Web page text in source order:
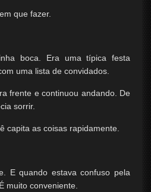
que fazer.
boca. Era uma típica festa
uma lista de convidados.
frente e continuou andando. De
sorrir.
capita as coisas rapidamente.
E quando estava confuso pela
muito conveniente.